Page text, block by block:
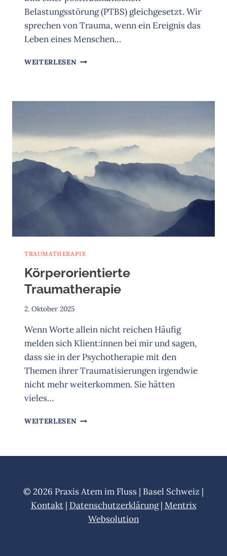
Belastungsstörung (PTBS) gleichgesetzt. Wir
sprechen von Trauma, wenn ein Ereignis das
Leben eines Menschen…
WEITERLESEN WAS
BELASTUNGSSTÖRUNG?
TRAUMATHERAPIE
Körperorientierte
Traumatherapie
2. Oktober 2025
Wenn Worte allein nicht reichen Häufig
melden sich Klient:innen bei mir und sagen,
dass sie in der Psychotherapie mit den
Themen ihrer Traumatisierungen irgendwie
nicht mehr weiterkommen. Sie hätten
vieles…
WEITERLESEN KÖRPERORIENTIERTE
© 2026 Praxis Atem im Fluss | Basel Schweiz |
Kontakt| Datenschutzerklärung| Mentrix
Websolution